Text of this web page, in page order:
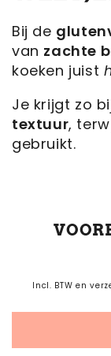
Bij de
van zachte
koeken juist
Je krijgt zo
textuur,
gebruikt.
Incl. BTW en